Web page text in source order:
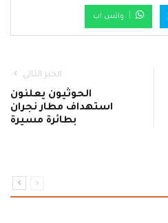
واتس اب
الخبر التالي
الحوثيون يعلنون
استهداف مطار نجران
بطائرة مسيرة